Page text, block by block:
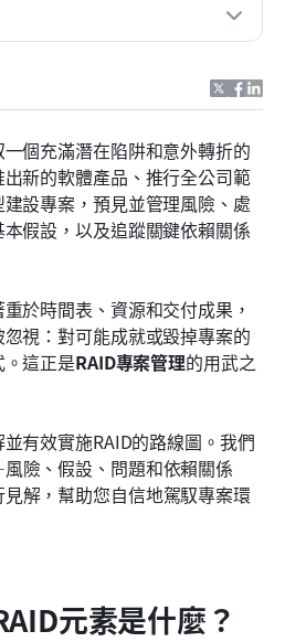
個充滿潛在陷阱和意外轉折的
新的軟體產品、推行全公司範
設專案，預見並管理風險、處
假設，以及追蹤關鍵依賴關係
於時間表、資源和交付成果，
視：對可能成就或毀掉專案的
這正是RAID專案管理的用武之
有效實施RAID的路線圖。我們
險、假設、問題和依賴關係
解，幫助您自信地駕馭專案環
元素是什麼？
是什麼？
指南
專案管理
理以確保專案成功